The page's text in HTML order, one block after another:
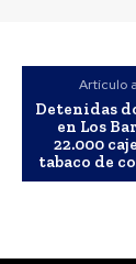
Artículo
Detenidas
en Los
22.000
tabaco de